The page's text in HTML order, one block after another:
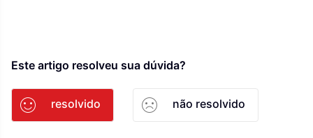
Este artigo resolveu sua dúvida?
resolvido não resolvido